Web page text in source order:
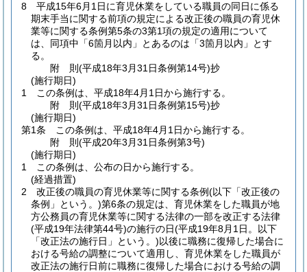
8
平成15年6月1日に育児休業をしている職員の同日に係る
期末手当に関する前項の規定による改正後の職員の育児休
業等に関する条例第5条の3第1項の規定の適用について
は、同項中「6箇月以内」とあるのは「3箇月以内」とす
る。
附 則(平成18年3月31日条例第14号)抄
(施行期日)
1
この条例は、平成18年4月1日から施行する。
附 則(平成18年3月31日条例第15号)抄
(施行期日)
第1条
この条例は、平成18年4月1日から施行する。
附 則(平成20年3月31日条例第3号)
(施行期日)
1
この条例は、公布の日から施行する。
(経過措置)
2
改正後の職員の育児休業等に関する条例(以下「改正後の
条例」という。)第6条の規定は、育児休業をした職員が地
方公務員の育児休業等に関する法律の一部を改正する法律
(平成19年法律第44号)の施行の日(平成19年8月1日。以下
「改正法の施行日」という。)以後に職務に復帰した場合に
おける号給の調整について適用し、育児休業をした職員が
改正法の施行日前に職務に復帰した場合における号給の調